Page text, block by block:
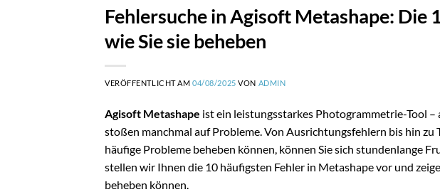
Fehlersuche in Agisoft Metashape: Die
wie Sie sie beheben
VERÖFFENTLICHT AM04/08/2025 VON ADMIN
Agisoft Metashape ist ein leistungsstarkes Photogrammetrie-Tool
stoßen manchmal auf Probleme. Von Ausrichtungsfehlern bis hin zu
häufige Probleme beheben können, können Sie sich stundenlange
stellen wir Ihnen die 10 häufigsten Fehler in Metashape vor und
beheben können.